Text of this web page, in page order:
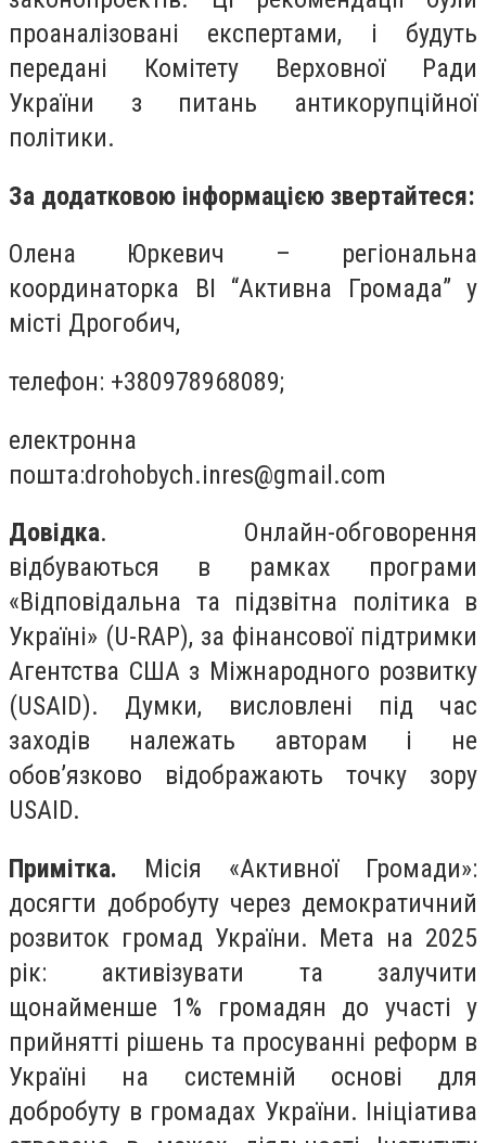
проаналізовані експертами, і будуть
передані Комітету Верховної Ради
України з питань антикорупційної
політики.
За додатковою інформацією звертайтеся:
Олена Юркевич – регіональна
координаторка ВІ “Активна Громада” у
місті Дрогобич,
телефон: +380978968089;
електронна
пошта:drohobych.inres@gmail.com
Довідка. Онлайн-обговорення
відбуваються в рамках програми
«Відповідальна та підзвітна політика в
Україні» (U-RAP), за фінансової підтримки
Агентства США з Міжнародного розвитку
(USAID). Думки, висловлені під час
заходів належать авторам і не
обов’язково відображають точку зору
USAID.
Примітка. Місія «Активної Громади»:
досягти добробуту через демократичний
розвиток громад України. Мета на 2025
рік: активізувати та залучити
щонайменше 1% громадян до участі у
прийнятті рішень та просуванні реформ в
Україні на системній основі для
добробуту в громадах України. Ініціатива